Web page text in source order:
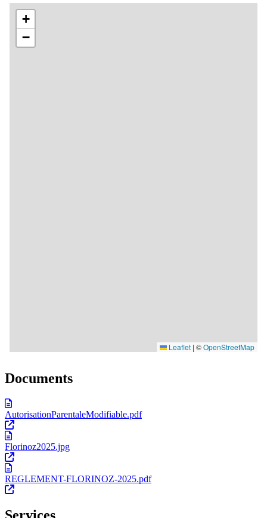
Documents
AutorisationParentaleModifiable.pdf
Florinoz2025.jpg
REGLEMENT-FLORINOZ-2025.pdf